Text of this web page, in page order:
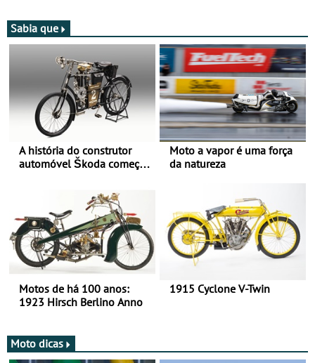
Sabia que
A história do construtor
automóvel Škoda começou
Moto a vapor é uma força
da natureza
Motos de há 100 anos:
1923 Hirsch Berlino Anno
1915 Cyclone V-Twin
Moto dicas